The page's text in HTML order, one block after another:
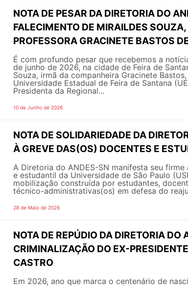
NOTA DE PESAR DA DIRETORIA DO
FALECIMENTO DE MIRAILDES
PROFESSORA GRACINETE BASTOS
É com profundo pesar que recebemos a
de junho de 2026, na cidade de Feira de
Souza, irmã da companheira Gracinete
Universidade Estadual de Feira de Santana
Presidenta da Regional...
10 de Junho de 2026
NOTA DE SOLIDARIEDADE DA
À GREVE DAS(OS) DOCENTES E
A Diretoria do ANDES-SN manifesta seu
e estudantil da Universidade de São Paulo
mobilização construída por estudantes,
técnico-administrativas(os) em defesa do
28 de Maio de 2026
NOTA DE REPÚDIO DA DIRETORIA DO
CRIMINALIZAÇÃO DO EX-
CASTRO
Em 2026, ano que marca o centenário de